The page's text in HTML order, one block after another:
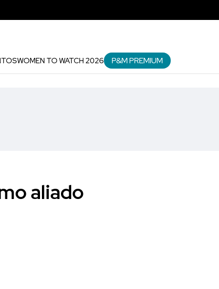
WOMEN TO WATCH 2026 P&M PREMIUM
aliado